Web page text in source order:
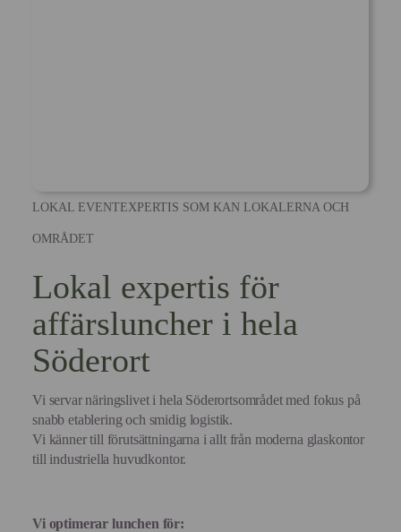
LOKAL EVENTEXPERTIS SOM KAN LOKALERNA OCH
OMRÅDET
Lokal expertis för
affärsluncher i hela
Söderort
Vi servar näringslivet i hela Söderortsområdet med fokus på
snabb etablering och smidig logistik.
Vi känner till förutsättningarna i allt från moderna glaskontor
till industriella huvudkontor.
Vi optimerar lunchen för: